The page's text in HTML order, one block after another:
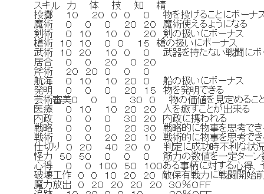
スキル 力 体 技 知 精
投擲 １０ ２０ ０ ０ ０ 物を投げることにボ
魔術 ０ ０ ０ ２０ ２０ 魔術使えるように
剣術 ０ １０ １０ ０ ２０ 剣の扱いにボー
槍術 １０ １０ ０ ０ １５ 槍の扱いにボー
武術 １０ ２０ １０ ０ ０ 武器を持たない戦闘に
居合 ０ ０ ２０ ０ ２０ ８
斧術 ２０ ２０ ０ ０ ０ ８
航海 ０ １０ １０ ２０ ０ 船の扱いにボー
発明 ０ ０ ０ ２０ １５ 物を発明でき
芸術審美０ ０ ０ ３０ ０ 物の価値を見定めること
医療 ０ １０ １０ ２０ ２０ 人を癒すことが
内政 ０ ０ ０ ３０ ２０ 内政に携われ
戦略 ０ ０ ０ ２０ ３０ 戦略的に物事を思考
戦術 ０ ０ ２０ ２０ １０ 戦術的に物事を思考
仕切り ０ ２０ ４０ ２０ ０ 判定に成功時不利な状況
怪力 ５０ ５０ ０ ０ ０ 筋力の数値を一定ターン数1
心得 ０ ０ １００ ５０ １００ある事柄に対する心得
破壊工作 ０ ０ １０ ２０ ２０ 敵保有戦力に戦闘開始前
魔力放出 ０ ２０ ２０ ２０ ２０ ３０％ＯＦＦ